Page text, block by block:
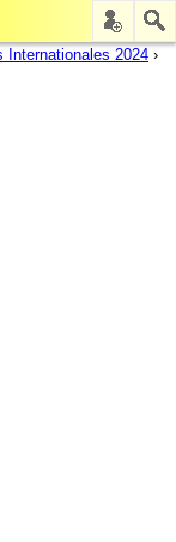
Internationales 2024 ›